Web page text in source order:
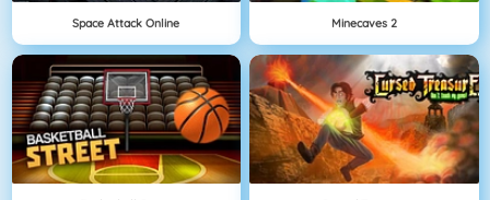
Space Attack Online Minecaves 2